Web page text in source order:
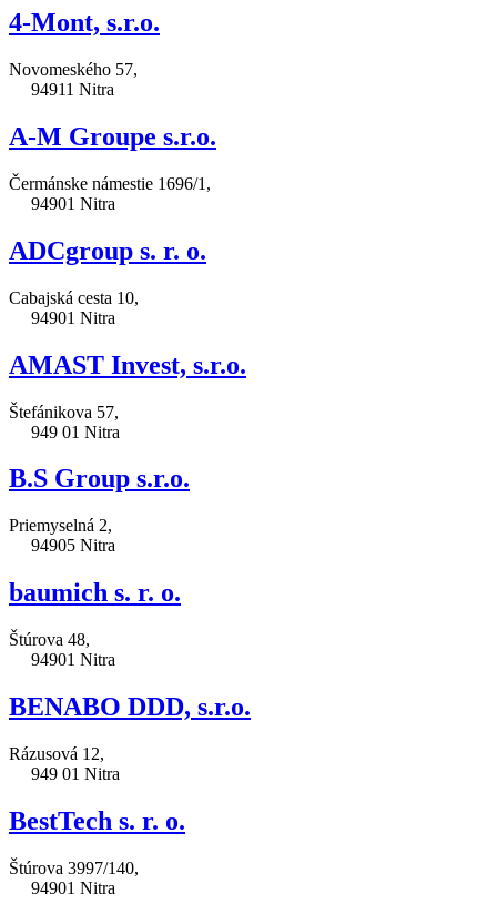
4-Mont, s.r.o.
Novomeského 57,
94911 Nitra
A-M Groupe s.r.o.
Čermánske námestie 1696/1,
94901 Nitra
ADCgroup s. r. o.
Cabajská cesta 10,
94901 Nitra
AMAST Invest, s.r.o.
Štefánikova 57,
949 01 Nitra
B.S Group s.r.o.
Priemyselná 2,
94905 Nitra
baumich s. r. o.
Štúrova 48,
94901 Nitra
BENABO DDD, s.r.o.
Rázusová 12,
949 01 Nitra
BestTech s. r. o.
Štúrova 3997/140,
94901 Nitra